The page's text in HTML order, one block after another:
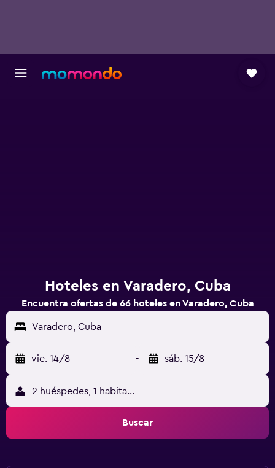
Hoteles en Varadero, Cuba
Encuentra ofertas de 66 hoteles en Varadero, Cuba
Varadero, Cuba
vie. 14/8 - sáb. 15/8
2 huéspedes, 1 habitación
Buscar